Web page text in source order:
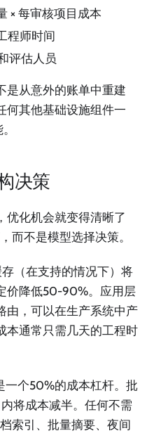
× 每审核项目成本
程师时间
评估人员
是从意外的账单中重建
何其他基础设施组件一
决策
优化机会就变得清晰了
而不是模型选择决策。
（在支持的情况下）将
价降低50-90%。应用层
由，可以在生产系统中产
本通常只需几天的工程时
一个50%的成本杠杆。批
将成本减半。任何不需
索引、批量摘要、夜间